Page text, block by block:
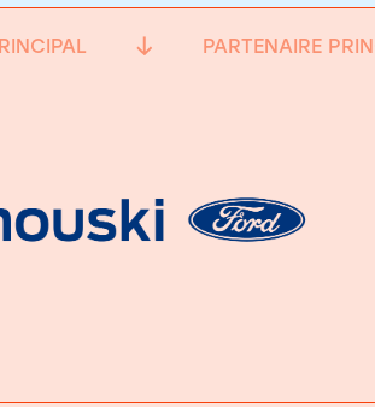
PARTENAIRE